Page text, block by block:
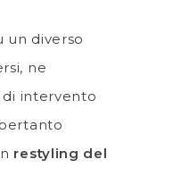
un diverso
ne
di intervento
restyling del